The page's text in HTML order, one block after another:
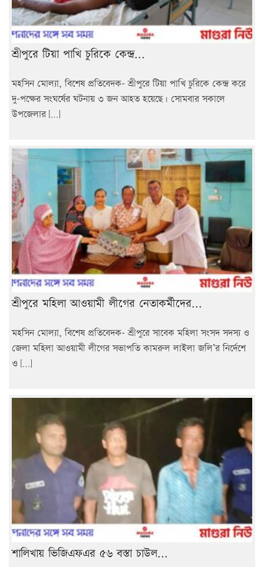
শ্রীপুরে টিয়া পাখি চুরিকে কেন্দ্র...
মহসিন মোল্যা, বিশেষ প্রতিবেদক- শ্রীপুরে টিয়া পাখি চুরিকে কেন্দ্র করে
দু-পক্ষের সংঘর্ষের ঘটনায় ৩ জন আহত হয়েছে। সোমবার সকালে
উপজেলার […]
শ্রীপুরে মহিলা আওয়ামী লীগের নেতাকর্মীদের...
মহসিন মোল্যা, বিশেষ প্রতিবেদক- শ্রীপুরে সাবেক মহিলা সংসদ সদস্য ও
জেলা মহিলা আওয়ামী লীগের সভাপতি কামরুল লাইলা জলি’র নির্দেশে
ও […]
শালিখায় ভিজিএফএর ৫৬ বস্তা চাউল...